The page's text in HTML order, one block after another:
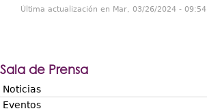
Última actualización en Mar, 03/26/2024 - 09:54
Sala de Prensa
Noticias
Eventos